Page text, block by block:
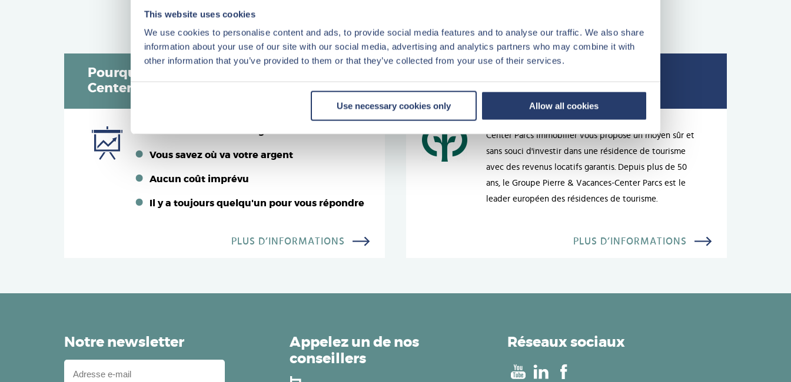
This website uses cookies
We use cookies to personalise content and ads, to provide social media features and to analyse our traffic. We also share
information about your use of our site with our social media, advertising and analytics partners who may combine it with
other information that you’ve provided to them or that they’ve collected from your use of their services.
Use necessary cookies only Allow all cookies
Pourquoi investir dans l'immobilier
Center Parcs ?
Vous savez où va votre argent
Aucun coût imprévu
Il y a toujours quelqu'un pour vous répondre
PLUS D’INFORMATIONS
Center Parcs
Center Parcs Immobilier vous propose un moyen sûr et
sans souci d'investir dans une résidence de tourisme
avec des revenus locatifs garantis. Depuis plus de 50
ans, le Groupe Pierre & Vacances-Center Parcs est le
leader européen des résidences de tourisme.
PLUS D’INFORMATIONS
Notre newsletter
Appelez un de nos
conseillers
Réseaux sociaux